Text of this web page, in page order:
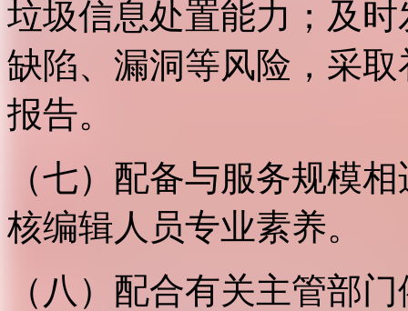
垃圾信息处置能力；及
缺陷、漏洞等风险，采
报告。
（七）配备与服务规模
核编辑人员专业素养。
（八）配合有关主管部